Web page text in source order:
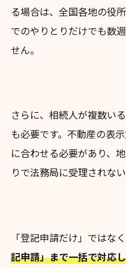
る場合は、全国各地の役
でのやりとりだけでも数
せん。
さらに、相続人が複数い
も必要です。不動産の表
に合わせる必要があり、
りで法務局に受理されな
「登記申請だけ」ではなく
記申請」まで一括で対応